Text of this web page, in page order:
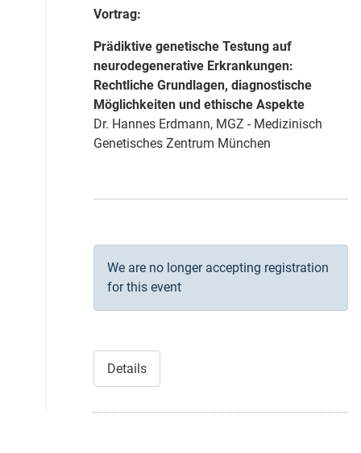
Vortrag:
Prädiktive genetische Testung auf
neurodegenerative Erkrankungen:
Rechtliche Grundlagen, diagnostische
Möglichkeiten und ethische Aspekte
Dr. Hannes Erdmann, MGZ - Medizinisch
Genetisches Zentrum München
We are no longer accepting registration
for this event
Details